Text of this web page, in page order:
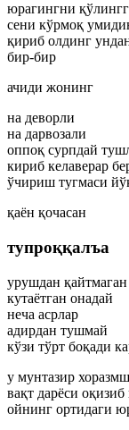
юрагингни
сени кўрмоқ
қириб олдинг
бир-бир
ачиди жонинг
на деворли
на дарвозали
оппоқ сурпдай
кириб келаверар
ўчириш тугмаси
қаён қочасан
тупроққалъа
урушдан
кутаётган онадай
неча асрлар
адирдан тушмай
кўзи тўрт боқади
у мунтазир
вақт дарёси оқизиб
ойнинг ортидаги